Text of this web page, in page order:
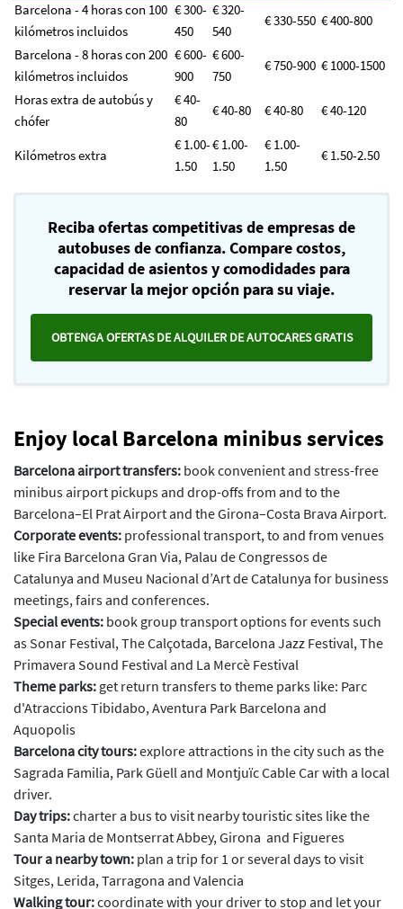
Barcelona - 4 horas con 100
kilómetros incluidos
€ 300-
450
€ 320-
540
€ 330-550 € 400-800
Barcelona - 8 horas con 200
kilómetros incluidos
€ 600-
900
€ 600-
750
€ 750-900 € 1000-1500
Horas extra de autobús y
chófer
€ 40-
80
€ 40-80 € 40-80 € 40-120
Kilómetros extra
€ 1.00-
1.50
€ 1.00-
1.50
€ 1.00-
1.50
€ 1.50-2.50
Reciba ofertas competitivas de empresas de
autobuses de confianza. Compare costos,
capacidad de asientos y comodidades para
reservar la mejor opción para su viaje.
OBTENGA OFERTAS DE ALQUILER DE AUTOCARES GRATIS
Enjoy local Barcelona minibus services
Barcelona airport transfers: book convenient and stress-free
minibus airport pickups and drop-offs from and to the
Barcelona–El Prat Airport and the Girona–Costa Brava Airport.
Corporate events: professional transport, to and from venues
like Fira Barcelona Gran Via, Palau de Congressos de
Catalunya and Museu Nacional d’Art de Catalunya for business
meetings, fairs and conferences.
Special events: book group transport options for events such
as Sonar Festival, The Calçotada, Barcelona Jazz Festival, The
Primavera Sound Festival and La Mercè Festival
Theme parks: get return transfers to theme parks like: Parc
d'Atraccions Tibidabo, Aventura Park Barcelona and
Aquopolis
Barcelona city tours:explore attractions in the city such as the
Sagrada Familia, Park Güell and Montjuïc Cable Car with a local
driver.
Day trips:charter a bus to visit nearby touristic sites like the
Santa Maria de Montserrat Abbey, Girona and Figueres
Tour a nearby town: plan a trip for 1 or several days to visit
Sitges, Lerida, Tarragona and Valencia
Walking tour:coordinate with your driver to stop and let your